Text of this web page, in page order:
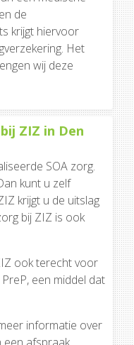
de
krijgt hiervoor
Het
wij deze
ZIZ in Den
SOA zorg.
kunt u zelf
krijgt u de uitslag
bij ZIZ is ook
ook terecht voor
een middel dat
informatie over